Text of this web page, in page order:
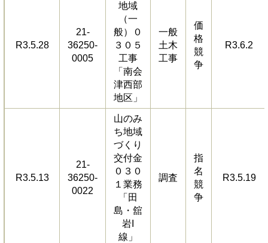
R3.5.28
21-
36250-
0005
地域
（一
般）０
３０５
工事
「南会
津西部
地区」
一般
土木
工事
価
格
競
争
R3.6.2
R3.5.13
21-
36250-
0022
山のみ
ち地域
づくり
交付金
０３０
１業務
「田
島・舘
岩I
線」
調査
指
名
競
争
R3.5.19